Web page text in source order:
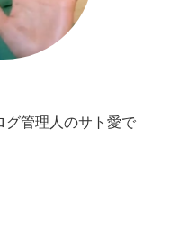
グ管理人のサト愛で